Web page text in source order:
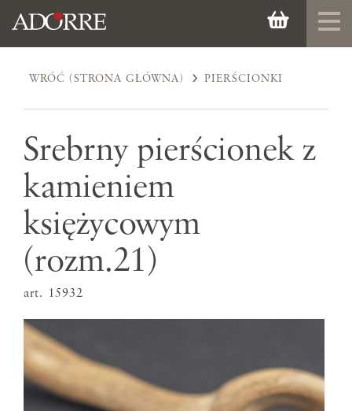
WRÓĆ (STRONA GŁÓWNA) PIERŚCIONKI
Srebrny pierścionek z
kamieniem
księżycowym
(rozm.21)
art. 15932